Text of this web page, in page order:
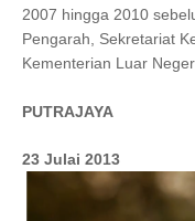
2007 hingga 2010
Pengarah, Sekretariat
Kementerian Luar
PUTRAJAYA
23 Julai 2013